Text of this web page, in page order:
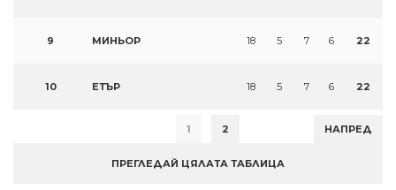
9 МИНЬОР 18 5 7 6 22
10 ЕТЪР 18 5 7 6 22
1 2 НАПРЕД
ПРЕГЛЕДАЙ ЦЯЛАТА ТАБЛИЦА